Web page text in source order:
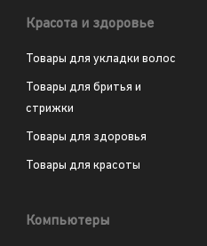
Красота и здоровье
Товары для укладки волос
Товары для бритья и
стрижки
Товары для здоровья
Товары для красоты
Компьютеры